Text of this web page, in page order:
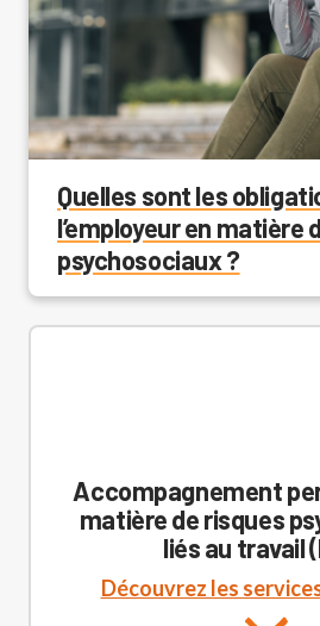
Quelles sont les
l’employeur en matière
psychosociaux ?
Accompagnement
matière de risques
liés au travail
Découvrez les